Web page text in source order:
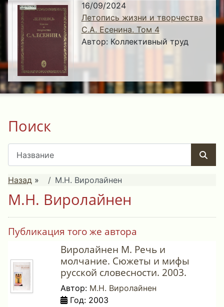
16/09/2024
Летопись жизни и творчества
С.А. Есенина. Том 4
Автор: Коллективный труд
Поиск
Назад » М.Н. Виролайнен
М.Н. Виролайнен
Публикация того же автора
Виролайнен М. Речь и
молчание. Сюжеты и мифы
русской словесности. 2003.
Автор: М.Н. Виролайнен
Год: 2003